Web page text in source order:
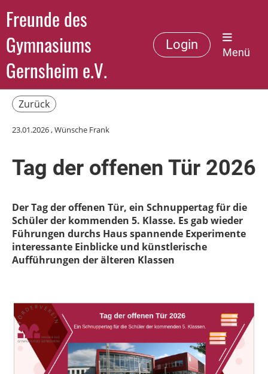
Freunde des
Gymnasiums
Gernsheim e.V.
Login
Menü
Zurück
23.01.2026, Wünsche Frank
Tag der offenen Tür 2026
Der Tag der offenen Tür, ein Schnuppertag für die
Schüler der kommenden 5. Klasse. Es gab wieder
Führungen durchs Haus spannende Experimente
interessante Einblicke und künstlerische
Aufführungen der älteren Klassen